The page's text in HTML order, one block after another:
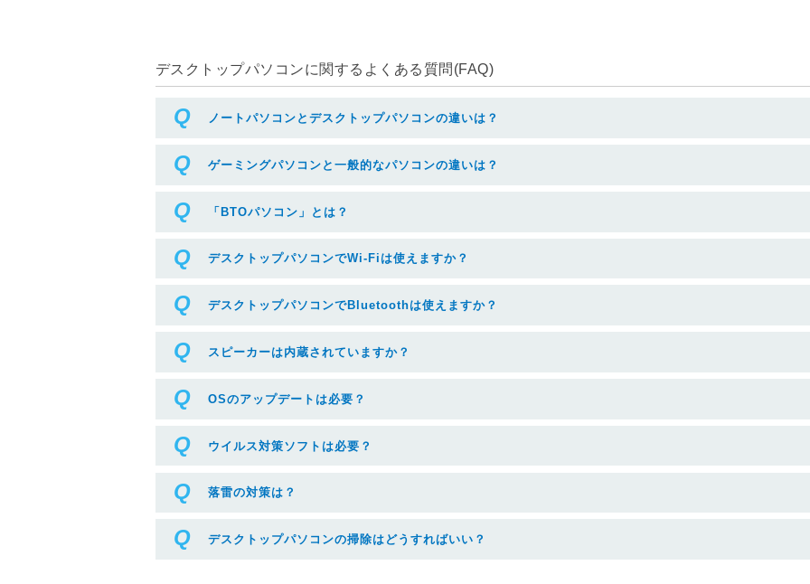
デスクトップパソコンに関するよくある質問(FAQ)
ノートパソコンとデスクトップパソコンの違いは？
ゲーミングパソコンと一般的なパソコンの違いは？
「BTOパソコン」とは？
デスクトップパソコンでWi-Fiは使えますか？
デスクトップパソコンでBluetoothは使えますか？
スピーカーは内蔵されていますか？
OSのアップデートは必要？
ウイルス対策ソフトは必要？
落雷の対策は？
デスクトップパソコンの掃除はどうすればいい？